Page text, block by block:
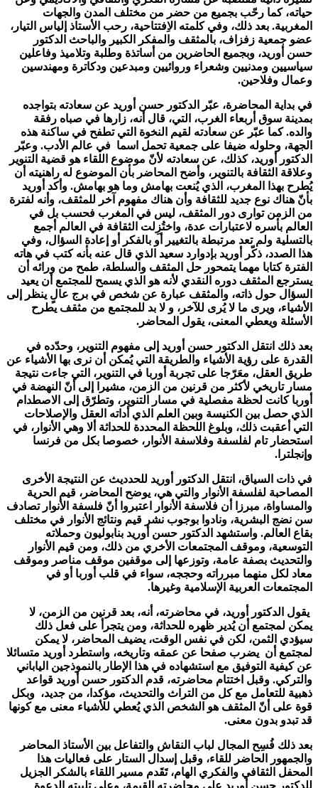
حياته، كما رحّب بجميع من حضر من مختلف المدن والجهات
المغربية. بعد ذلك، وفي كلمته الاِفتتاحية، رحب الأستاذ إلياس التيار،
عضو جمعية زفزاف، بالمثقف والمفكر الكبير والباحث الدكتور
حسن أوريد، وبجميع الحاضرين من أساتذة وطلبة وتلاميذ وفاعلين
سياسيين ومدنيين وشعراء وروائيين ومبدعين ودكاترة ومهندسين
وعمال وفلاحين.
في بداية المحاضرة، عبّر الدكتور حسن أوريد عن سعادته بتواجده
بمدينة سوق أربعاء الغرب، التي، قال أنه، زارها في صباه رفقة
والده. كما عبّر عن سعادته لقيم النخوة التي تطفح في ساكنة هذه
الجهة، وحلوله ضيفا على جمعية تحمل اسما في عالم الأدب. وعبّر
الدكتور أوريد، كذلك، عن سعادته لأنّ موضوع اللقاء هو قضية التنوير
وعلاقة الثقافة بالتنوير، وأضح المحاضر بأن الموضوع له راهنيته أن
يُطرح بهذا المغرب، الذي يُنعت بهامش وما هو بهامش. وأكد أوريد
بأنّ هناك نوع جديد للثقافة وأن هناك مفهوم آخر للمثقف، وأنه لفترة
من الزمن توارى دور المثقف، ليس في المغرب فحسب بل في
العالم بأسره لاعتبارات عدة، واختُزِلت الثقافة في العالم أجمع
بالتسلية ولم تعد مرتبطة بالتغيير أو بالفكر أو إعادة السؤال، وفي
هذا الصدد، ذكّر أوريد بإدوارد سعيد الذي قال عنه بأنه كتب في هاته
الفترة كتابا مهما يتمحور حل المثقف والسلطة، طمح من ورائه أن
يسترجع المثقف دوره النقدي لأنه هو الذي يسمح للمجتمع أن يعيد
السؤال حول ذاته، والمثقف عبارة عن شخص في برج عالٍ ينظر إلى
الأشياء، ويرى ما لا يُرى للآخر، و لا بد للمجتمع من مثقف يطرح
الأسئلة ويعطي المعنى، يقول المحاضر.
بعد ذلك انتقل الدكتور حسن أوريد إلى مفهوم التنوير، وحدّده في
القدرة على رؤية الأشياء والطريقة التي يُمكن أن نرى بها الأشياء عن
طريق العقل، معَرّجا على تجربة أوربا في التنوير، التي جاءت نتيجة
مسار تاريخي لأكثر من قرنين من الزمن، مشيرا إلى أنّ النهضة في
أوربا كانت لحظة مفصلية في مسار التنوير، وتطرّق إلى الاصطدام
الذي حصل بين الكنيسة وبين العلم الذي أداته العقل والإصلاحات
التي أعقبت ذلك، وبلوغ اللحظة المحددة للحداثة ألا وهي الأنوار، في
استحضار تام لفلسفة وفلاسفة الأنوار، خصوصا بكل من فرنسا
وإنجلترا.
في ذات السياق، انتقل الدكتور أوريد للحدديث عن النتيجة الأخرى
المصاحبة لفلسفة الأنوار والتي هي، يوضح المحاضر، قيم الحرية
والمساواة، مبرزا أن فلاسفة الأنوار اعتبروا أنّ فلسفة الأنوار تصادف
سن نضج البشرية، ونادوا بوجوب نشر قيم ونتائج الأنوار في مختلف
بقاع العالم. واستشهد الدكتور حسن أوريد بنابوليون وحملاته
التوسعية، وموقف المجتمعات الأخري من ذلك، ومن قيم الأنوار
والتحديث بصفة عامة، وتوزعها إلى موقفين موقف مناصر وموقف
معاد لكل منهما مبرراته وحججه، سواء في قلب أوربا أو في
المجتمعات العربية الإسلامية وغيرها.
يقول الدكتور أوريد، في محاضرته، أنه، بعد قرنين من الزمن، لا
يمكن لمجتمع أن يُدير ظهره للحداثة، ومن يتجرأ على فعل ذلك
سيؤدي الثمن، لكن في نفس الوقت، يضيف المحاضر، لا يمكن
لمجتمع أن يضرب صفحا عن عمقه وتاريخه، واستطرد أوريد متسائلا
عن كيفية التوفيق مع استشهاده في هذا الإطار بالنموذجين الياباني
والتركي. وقبل اختتام محاضرته، قدم الدكتور حسن أوريد قواعد
ذهبية للتعامل مع كل من التراث والتحديث، مؤكدا، من جديد، وبكل
قوة على أنّ المثقف هو الشخص الذي يُعطي للأشياء معنى مع كونها
قد تبدو بدون معنى.
بعد ذلك فُسِح المجال لباب النقاش والتفاعل بين الأستاذ المحاضر
والجمهور الحاضر للقاء، وقبل إسدال الستار على فعاليات هذا
المحفل الثقافي والفكري الهام، تَقَدم مسير اللقاء بالشكر الجزيل
للدكتور حسن أوريد على محاضرته القيمة، وعلى تلبيته الدعوة